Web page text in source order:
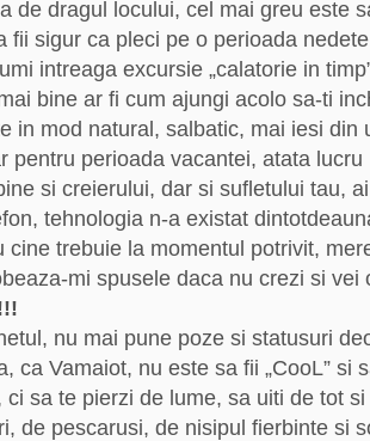
de dragul locului, cel mai greu este
fii sigur ca pleci pe o perioada
intreaga excursie „calatorie in
bine ar fi cum ajungi acolo sa-ti
in mod natural, salbatic, mai iesi din
pentru perioada vacantei, atata
si creierului, dar si sufletului tau,
tehnologia n-a existat
cine trebuie la momentul potrivit,
mi spusele daca nu crezi si
nu mai pune poze si statusuri
ca Vamaiot, nu este sa fii „CooL” si
ci sa te pierzi de lume, sa uiti de tot
de pescarusi, de nisipul fierbinte si